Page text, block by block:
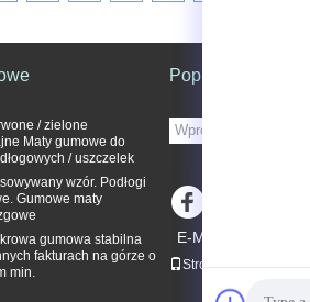
/ zielone
Maty gumowe do
/ uszczelek
wzór. Podłogi
Gumowe maty
gumowa stabilna
fakturach na górze o
min.
Poprosić o wycenę
E-Mail
Strona mobilna